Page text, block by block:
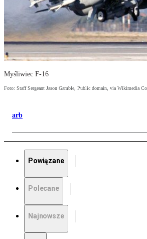
Myśliwiec F-16
Foto: Staff Sergeant Jason Gamble, Public domain, via Wikimedia
arb
Powiązane
Polecane
Najnowsze